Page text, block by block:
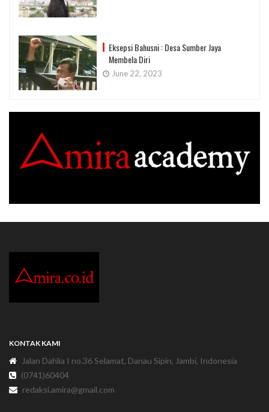
Eksepsi Bahusni : Desa Sumber Jaya
Membela Diri
June 22, 2023
KONTAK KAMI
Jalan Dahlia I no.36 Selamat, Danau Sipin, Jambi, Indonesia
(0741)60404
redaksi.amira@gmail.com